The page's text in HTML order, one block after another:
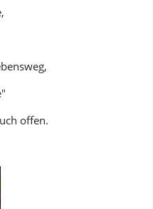
offen.